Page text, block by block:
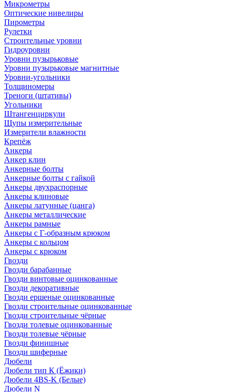
Микрометры
Оптические нивелиры
Пирометры
Рулетки
Строительные уровни
Гидроуровни
Уровни пузырьковые
Уровни пузырьковые магнитные
Уровни-угольники
Толщиномеры
Треноги (штативы)
Угольники
Штангенциркули
Щупы измерительные
Измерители влажности
Крепёж
Анкеры
Анкер клин
Анкерные болты
Анкерные болты с гайкой
Анкеры двухраспорные
Анкеры клиновые
Анкеры латунные (цанга)
Анкеры металлические
Анкеры рамные
Анкеры с Г-образным крюком
Анкеры с кольцом
Анкеры с крюком
Гвозди
Гвозди барабанные
Гвозди винтовые оцинкованные
Гвозди декоративные
Гвозди ершеные оцинкованные
Гвозди строительные оцинкованные
Гвозди строительные чёрные
Гвозди толевые оцинкованные
Гвозди толевые чёрные
Гвозди финишные
Гвозди шиферные
Дюбели
Дюбели тип К (Ёжики)
Дюбели 4BS-K (Белые)
Дюбели N